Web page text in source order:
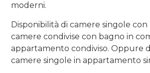
moderni.
Disponibilità di camere singole
camere condivise con bagno in
appartamento condiviso. Oppure
camere singole in appartamento